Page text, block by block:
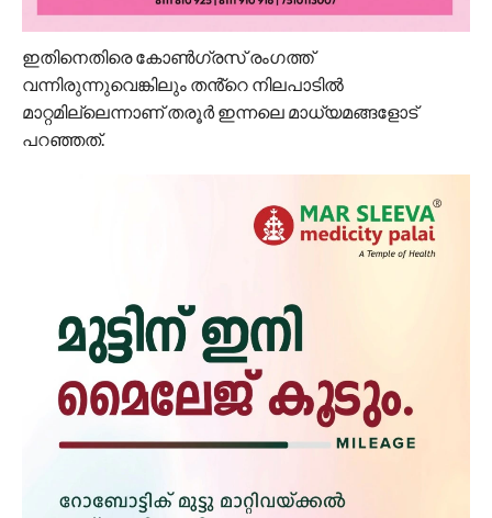
ഇതിനെതിരെ കോണ്‍ഗ്രസ് രംഗത്ത്
വന്നിരുന്നുവെങ്കിലും തൻ്റെ നിലപാടില്‍
മാറ്റമില്ലെന്നാണ് തരൂര്‍ ഇന്നലെ മാധ്യമങ്ങളോട്
പറഞ്ഞത്.